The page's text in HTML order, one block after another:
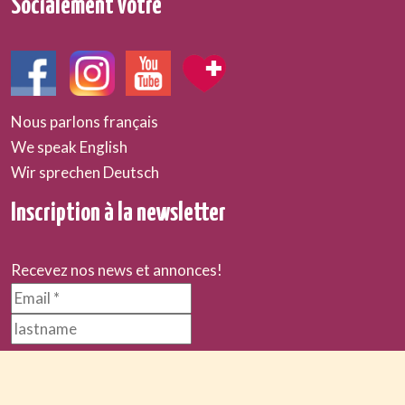
Socialement vôtre
Nous parlons français
We speak English
Wir sprechen Deutsch
Inscription à la newsletter
Recevez nos news et annonces!
Votre email est uniquement utilisé pour vous envoyer